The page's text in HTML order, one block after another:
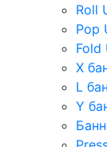
Roll
Pop
Fold
Х
L
Y